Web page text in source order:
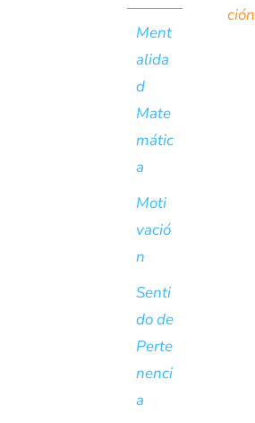
Ment
alida
d
Mate
mátic
a
Moti
vació
n
Senti
do de
Perte
nenci
a
ción